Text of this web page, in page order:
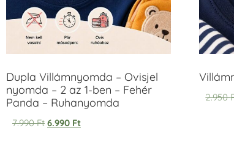
Dupla Villámnyomda – Ovisjel
nyomda – 2 az 1-ben – Fehér
Panda – Ruhanyomda
7.990Ft 6.990 Ft
2.950